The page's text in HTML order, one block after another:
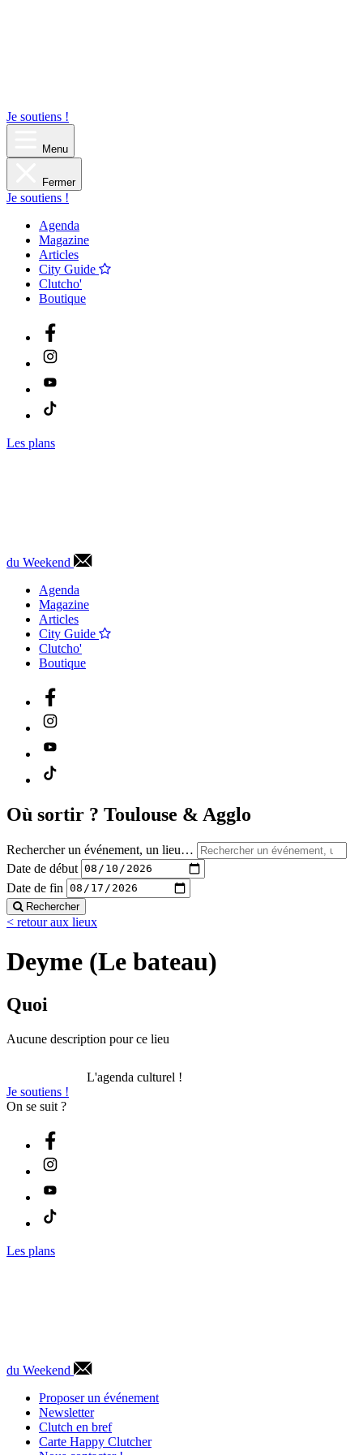
Je soutiens !
Menu
Fermer
Je soutiens !
Agenda
Magazine
Articles
City Guide
Clutcho'
Boutique
Les plans
du Weekend
Agenda
Magazine
Articles
City Guide
Clutcho'
Boutique
Où sortir ? Toulouse & Agglo
Rechercher un événement, un lieu…
Date de début
Date de fin
Rechercher
< retour aux lieux
Deyme (Le bateau)
Quoi
Aucune description pour ce lieu
L'agenda culturel !
Je soutiens !
On se suit ?
Les plans
du Weekend
Proposer un événement
Newsletter
Clutch en bref
Carte Happy Clutcher